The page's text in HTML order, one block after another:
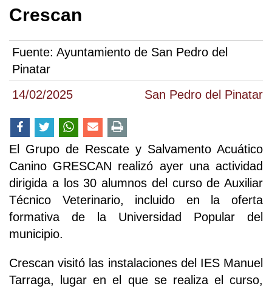
14/02/2025 San Pedro del Pinatar
Crescan
Fuente: Ayuntamiento de San Pedro del
Pinatar
El Grupo de Rescate y Salvamento Acuático
Canino GRESCAN realizó ayer una actividad
dirigida a los 30 alumnos del curso de Auxiliar
Técnico Veterinario, incluido en la oferta
formativa de la Universidad Popular del
municipio.
Crescan visitó las instalaciones del IES Manuel
Tarraga, lugar en el que se realiza el curso,